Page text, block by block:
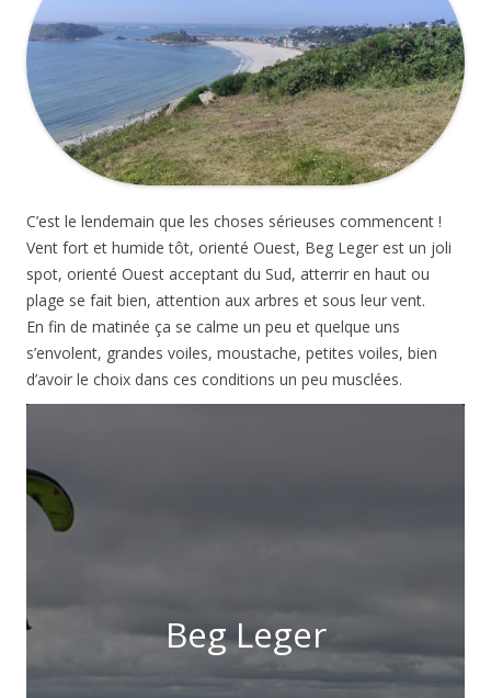
C’est le lendemain que les choses sérieuses commencent !
Vent fort et humide tôt, orienté Ouest, Beg Leger est un joli
spot, orienté Ouest acceptant du Sud, atterrir en haut ou
plage se fait bien, attention aux arbres et sous leur vent.
En fin de matinée ça se calme un peu et quelque uns
s’envolent, grandes voiles, moustache, petites voiles, bien
d’avoir le choix dans ces conditions un peu musclées.
Beg Leger